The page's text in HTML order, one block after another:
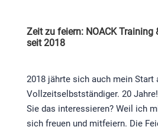
Zeit zu feiern: NOACK Training
seit 2018
2018 jährte sich auch mein Start
Vollzeitselbstständiger. 20
Sie das interessieren? Weil ich
sich freuen und mitfeiern. Die